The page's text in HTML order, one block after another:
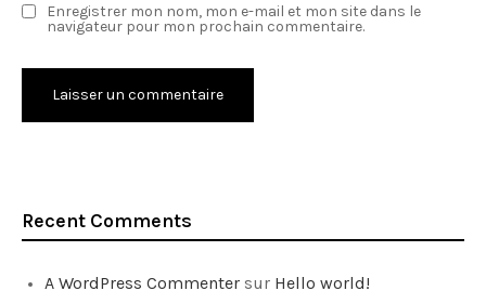
Enregistrer mon nom, mon e-mail et mon site dans le
navigateur pour mon prochain commentaire.
Recent Comments
A WordPress Commenter sur Hello world!